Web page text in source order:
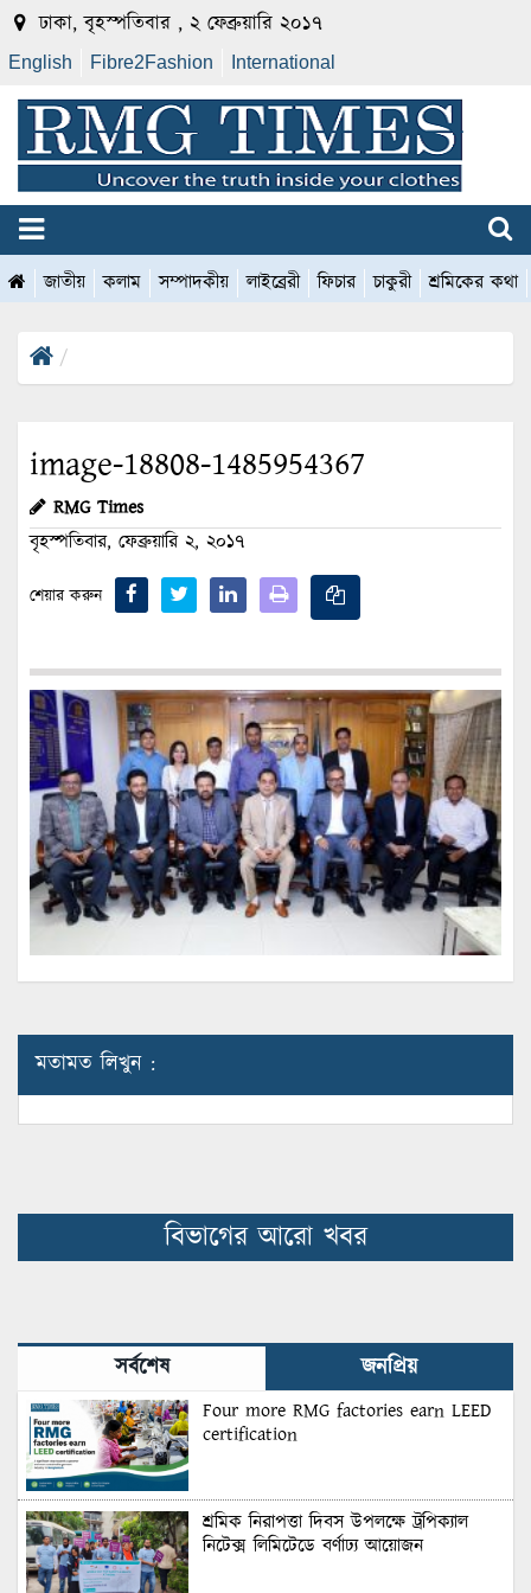
ঢাকা, বৃহস্পতিবার , ২ ফেব্রুয়ারি ২০১৭
English Fibre2Fashion International
জাতীয় কলাম সম্পাদকীয় লাইব্রেরী ফিচার চাকুরী শ্রমিকের কথা
image-18808-1485954367
RMG Times
বৃহস্পতিবার, ফেব্রুয়ারি ২, ২০১৭
শেয়ার করুন
মতামত লিখুন :
বিভাগের আরো খবর
সর্বশেষ জনপ্রিয়
Four more RMG factories earn LEED
certification
শ্রমিক নিরাপত্তা দিবস উপলক্ষে ট্রপিক্যাল
নিটেক্স লিমিটেডে বর্ণাঢ্য আয়োজন